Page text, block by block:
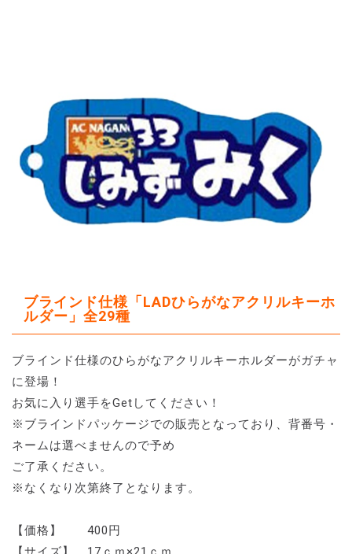
ブラインド仕様「LADひらがなアクリルキーホ
ルダー」全29種
ブラインド仕様のひらがなアクリルキーホルダーがガチャ
に登場！
お気に入り選手をGetしてください！
※ブラインドパッケージでの販売となっており、背番号・
ネームは選べませんので予め
ご了承ください。
※なくなり次第終了となります。
【価格】 400円